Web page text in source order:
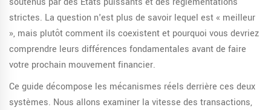
strictes. La question n'est plus de savoir lequel est « meilleur
», mais plutôt comment ils coexistent et pourquoi vous devriez
comprendre leurs différences fondamentales avant de faire
votre prochain mouvement financier.
Ce guide décompose les mécanismes réels derrière ces deux
systèmes. Nous allons examiner la vitesse des transactions,